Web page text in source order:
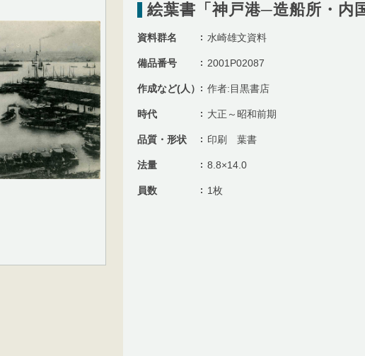
絵葉書「神戸港─造船所・内
資料群名 水崎雄文資料
備品番号 2001P02087
作成など(人） 作者:目黒書店
時代 大正～昭和前期
品質・形状 印刷 葉書
法量 8.8×14.0
員数 1枚